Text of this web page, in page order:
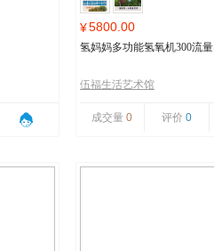
¥5800.00
氢妈妈多功能氢氧机300流量
伍福生活艺术馆
成交量 0 评价 0